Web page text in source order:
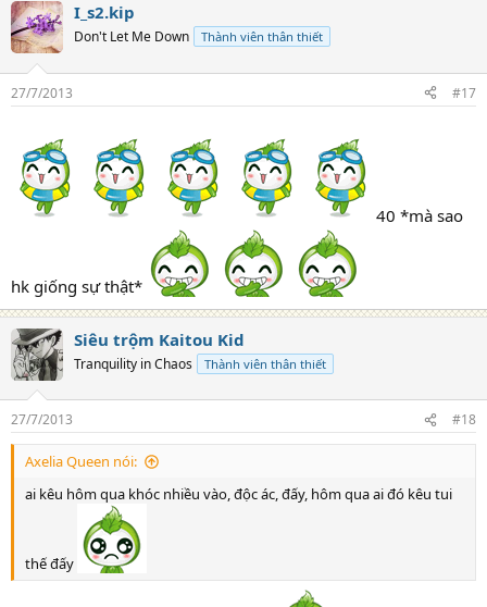
I_s2.kip
Don't Let Me Down Thành viên thân thiết
27/7/2013 #17
40 *mà sao
hk giống sự thật*
Siêu trộm Kaitou Kid
Tranquility in Chaos Thành viên thân thiết
27/7/2013 #18
Axelia Queen nói:
ai kêu hôm qua khóc nhiều vào, độc ác, đấy, hôm qua ai đó kêu tui
thế đấy